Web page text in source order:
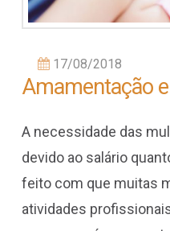
17/08/2018
Amamentação
A necessidade das
devido ao salário
feito com que muitas
atividades